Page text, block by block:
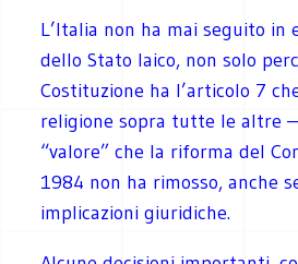
L’Italia non ha mai seguito
dello Stato laico, non solo
Costituzione ha l’articolo 7
religione sopra tutte le altre
“valore” che la riforma del
1984 non ha rimosso, anche
implicazioni giuridiche.